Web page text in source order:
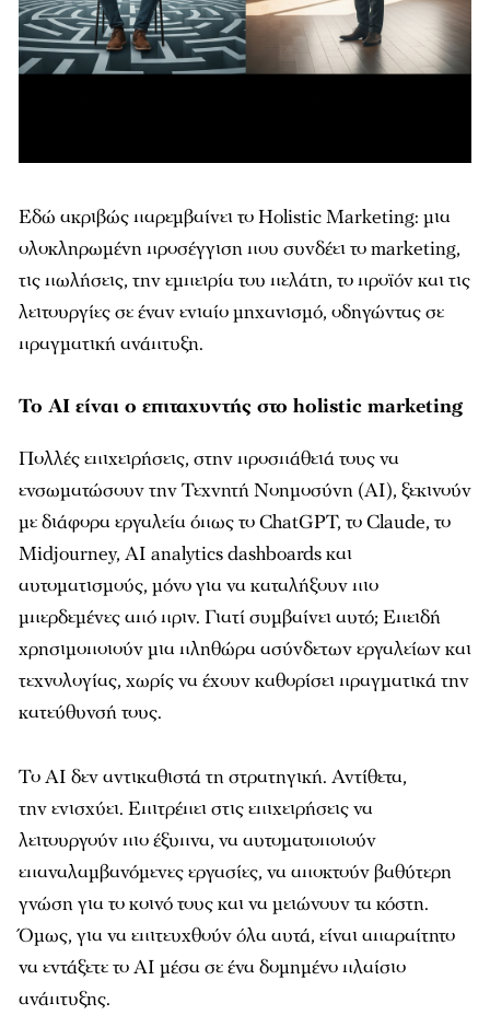
Εδώ ακριβώς παρεμβαίνει το Holistic Marketing: μια
ολοκληρωμένη προσέγγιση που συνδέει το marketing,
τις πωλήσεις, την εμπειρία του πελάτη, το προϊόν και τις
λειτουργίες σε έναν ενιαίο μηχανισμό, οδηγώντας σε
πραγματική ανάπτυξη.
Το AI είναι ο επιταχυντής στο holistic marketing
Πολλές επιχειρήσεις, στην προσπάθειά τους να
ενσωματώσουν την Τεχνητή Νοημοσύνη (AI), ξεκινούν
με διάφορα εργαλεία όπως το ChatGPT, το Claude, το
Midjourney, AI analytics dashboards και
αυτοματισμούς, μόνο για να καταλήξουν πιο
μπερδεμένες από πριν. Γιατί συμβαίνει αυτό; Επειδή
χρησιμοποιούν μια πληθώρα ασύνδετων εργαλείων και
τεχνολογίας, χωρίς να έχουν καθορίσει πραγματικά την
κατεύθυνσή τους.
Το AI δεν αντικαθιστά τη στρατηγική. Αντίθετα,
την ενισχύει. Επιτρέπει στις επιχειρήσεις να
λειτουργούν πιο έξυπνα, να αυτοματοποιούν
επαναλαμβανόμενες εργασίες, να αποκτούν βαθύτερη
γνώση για το κοινό τους και να μειώνουν τα κόστη.
Όμως, για να επιτευχθούν όλα αυτά, είναι απαραίτητο
να εντάξετε το AI μέσα σε ένα δομημένο πλαίσιο
ανάπτυξης.